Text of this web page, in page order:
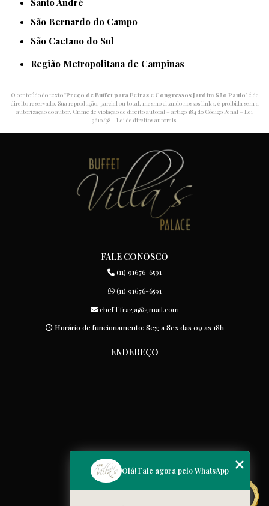
São Bernardo do Campo
São Caetano do Sul
Região Metropolitana de Campinas
O conteúdo do texto "Preço de Buffet para Feiras e Congressos Jardim São Paulo" é de
direito reservado. Sua reprodução, parcial ou total, mesmo citando nossos links, é proibida sem a
autorização do autor. Crime de violação de direito autoral – artigo 184 do Código Penal – Lei
9610/98 - Lei de direitos autorais.
FALE CONOSCO
(11) 91676-6591
(11) 91676-6591
chef.f.fraga@gmail.com
Horário de funcionamento: Seg a Sex das 09 as 18h
ENDEREÇO
MENU
Home
Olá! Fale agora pelo WhatsApp